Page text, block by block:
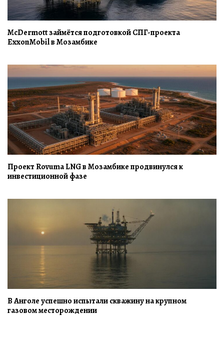
McDermott займётся подготовкой СПГ-проекта
ExxonMobil в Мозамбике
Проект Rovuma LNG в Мозамбике продвинулся к
инвестиционной фазе
В Анголе успешно испытали скважину на крупном
газовом месторождении